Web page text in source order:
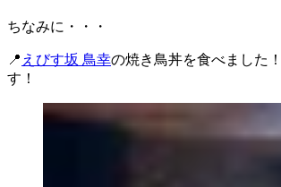
ちなみに・・・
📍 えびす坂 鳥幸の焼き鳥丼を食べました
す！